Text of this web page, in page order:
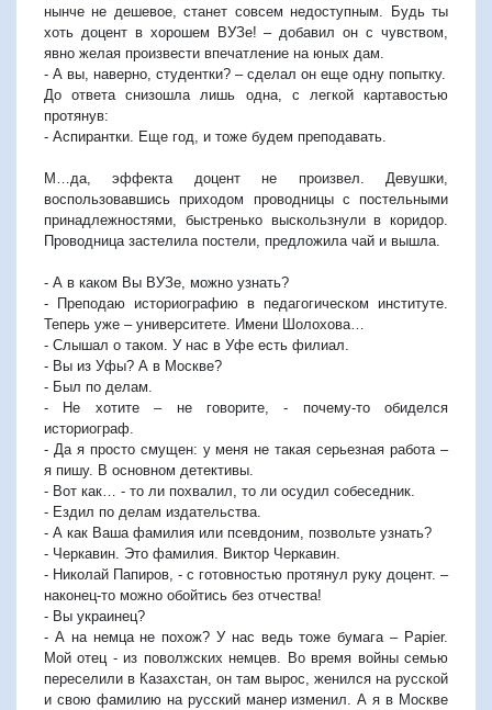
нынче не дешевое, станет совсем недоступным. Будь ты
хоть доцент в хорошем ВУЗе! – добавил он с чувством,
явно желая произвести впечатление на юных дам.
- А вы, наверно, студентки? – сделал он еще одну попытку.
До ответа снизошла лишь одна, с легкой картавостью
протянув:
- Аспирантки. Еще год, и тоже будем преподавать.
М…да, эффекта доцент не произвел. Девушки,
воспользовавшись приходом проводницы с постельными
принадлежностями, быстренько выскользнули в коридор.
Проводница застелила постели, предложила чай и вышла.
- А в каком Вы ВУЗе, можно узнать?
- Преподаю историографию в педагогическом институте.
Теперь уже – университете. Имени Шолохова…
- Слышал о таком. У нас в Уфе есть филиал.
- Вы из Уфы? А в Москве?
- Был по делам.
- Не хотите – не говорите, - почему-то обиделся
историограф.
- Да я просто смущен: у меня не такая серьезная работа –
я пишу. В основном детективы.
- Вот как… - то ли похвалил, то ли осудил собеседник.
- Ездил по делам издательства.
- А как Ваша фамилия или псевдоним, позвольте узнать?
- Черкавин. Это фамилия. Виктор Черкавин.
- Николай Папиров, - с готовностью протянул руку доцент. –
наконец-то можно обойтись без отчества!
- Вы украинец?
- А на немца не похож? У нас ведь тоже бумага – Papier.
Мой отец - из поволжских немцев. Во время войны семью
переселили в Казахстан, он там вырос, женился на русской
и свою фамилию на русский манер изменил. А я в Москве